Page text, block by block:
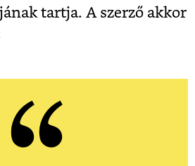
tartja. A szerző akkor